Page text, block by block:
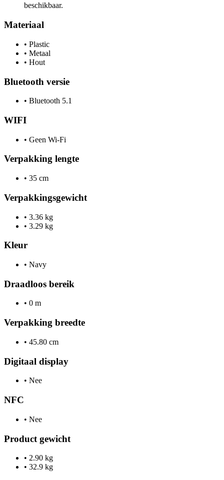
beschikbaar.
Materiaal
• Plastic
• Metaal
• Hout
Bluetooth versie
• Bluetooth 5.1
WIFI
• Geen Wi-Fi
Verpakking lengte
• 35 cm
Verpakkingsgewicht
• 3.36 kg
• 3.29 kg
Kleur
• Navy
Draadloos bereik
• 0 m
Verpakking breedte
• 45.80 cm
Digitaal display
• Nee
NFC
• Nee
Product gewicht
• 2.90 kg
• 32.9 kg